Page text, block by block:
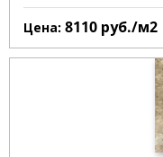
Цена: 8110 руб./м2